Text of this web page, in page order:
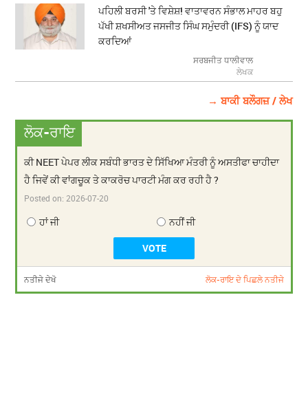
ਪਹਿਲੀ ਬਰਸੀ 'ਤੇ ਵਿਸ਼ੇਸ਼! ਵਾਤਾਵਰਨ ਸੰਭਾਲ ਮਾਹਰ ਬਹੁ
ਪੱਖੀ ਸ਼ਖਸੀਅਤ ਜਸਜੀਤ ਸਿੰਘ ਸਮੁੰਦਰੀ (IFS) ਨੂੰ ਯਾਦ
ਕਰਦਿਆਂ
ਸਰਬਜੀਤ ਧਾਲੀਵਾਲ
ਲੇਖਕ
→ ਬਾਕੀ ਬਲੌਗਜ਼ / ਲੇਖ
ਲੋਕ-ਰਾਇ
ਕੀ NEET ਪੇਪਰ ਲੀਕ ਸਬੰਧੀ ਭਾਰਤ ਦੇ ਸਿੱਖਿਆ ਮੰਤਰੀ ਨੂੰ ਅਸਤੀਫਾ ਚਾਹੀਦਾ
ਹੈ ਜਿਵੇਂ ਕੀ ਵਾਂਗਚੂਕ ਤੇ ਕਾਕਰੋਚ ਪਾਰਟੀ ਮੰਗ ਕਰ ਰਹੀ ਹੈ ?
Posted on:2026-07-20
ਹਾਂ ਜੀ ਨਹੀਂ ਜੀ
ਨਤੀਜੇ ਦੇਖੋ ਲੋਕ-ਰਾਇ ਦੇ ਪਿਛਲੇ ਨਤੀਜੇ